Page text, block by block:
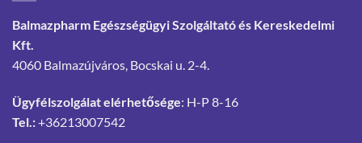
Balmazpharm Egészségügyi Szolgáltató és Kereskedelmi
Kft.
4060 Balmazújváros, Bocskai u. 2-4.
Ügyfélszolgálat elérhetősége: H-P 8-16
Tel.:+36213007542